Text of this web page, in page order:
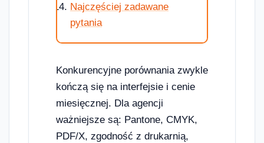
Najczęściej zadawane
pytania
Konkurencyjne porównania zwykle
kończą się na interfejsie i cenie
miesięcznej. Dla agencji
ważniejsze są: Pantone, CMYK,
PDF/X, zgodność z drukarnią,